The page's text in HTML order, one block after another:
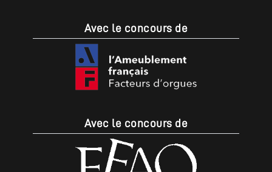
Avec le concours de
Avec le concours de